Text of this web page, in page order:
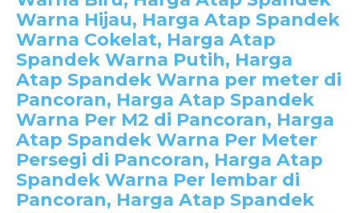
Warna Hijau, Harga Atap Spandek
Warna Cokelat, Harga Atap
Spandek Warna Putih, Harga
Atap Spandek Warna per meter di
Pancoran, Harga Atap Spandek
Warna Per M2 di Pancoran, Harga
Atap Spandek Warna Per Meter
Persegi di Pancoran, Harga Atap
Spandek Warna Per lembar di
Pancoran, Harga Atap Spandek